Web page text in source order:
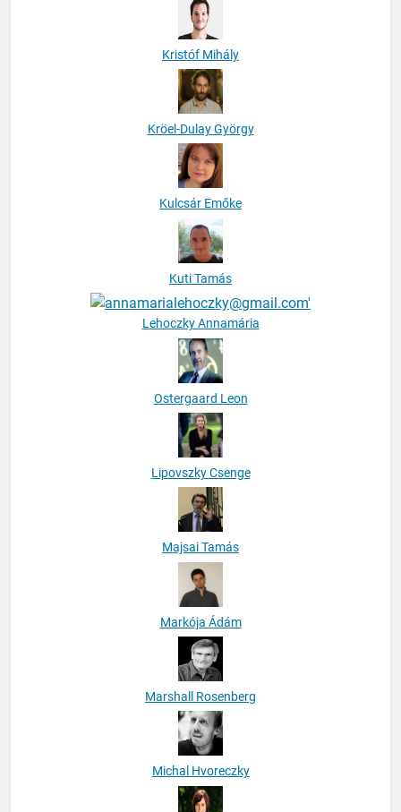
Kristóf Mihály
Kröel-Dulay György
Kulcsár Emőke
Kuti Tamás
Lehoczky Annamária
Ostergaard Leon
Lipovszky Csenge
Majsai Tamás
Markója Ádám
Marshall Rosenberg
Michal Hvoreczky